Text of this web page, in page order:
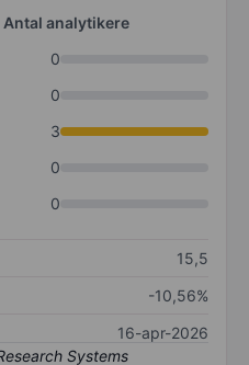
Antal analytikere
0
0
3
0
0
15,5
-10,56%
16-apr-2026